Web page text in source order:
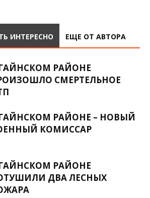
ИНТЕРЕСНО ЕЩЕ ОТ АВТОРА
РАЙОНЕ
СМЕРТЕЛЬНОЕ
РАЙОНЕ – НОВЫЙ
КОМИССАР
РАЙОНЕ
ДВА ЛЕСНЫХ